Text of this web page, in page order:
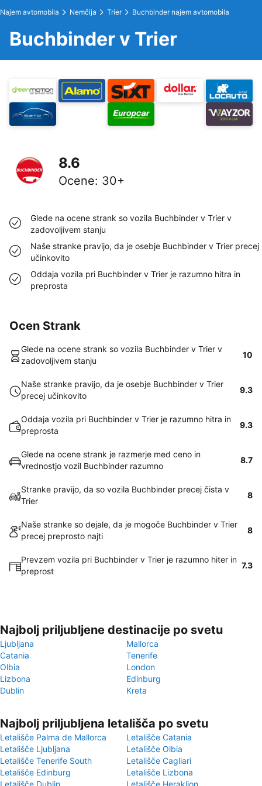
Najem avtomobila Nemčija Trier Buchbinder najem avtomobila
Buchbinder v Trier
8.6
Ocene: 30+
Glede na ocene strank so vozila Buchbinder v Trier v
zadovoljivem stanju
Naše stranke pravijo, da je osebje Buchbinder v Trier precej
učinkovito
Oddaja vozila pri Buchbinder v Trier je razumno hitra in
preprosta
Ocen Strank
Glede na ocene strank so vozila Buchbinder v Trier v
zadovoljivem stanju
10
Naše stranke pravijo, da je osebje Buchbinder v Trier
precej učinkovito
9.3
Oddaja vozila pri Buchbinder v Trier je razumno hitra in
preprosta
9.3
Glede na ocene strank je razmerje med ceno in
vrednostjo vozil Buchbinder razumno
8.7
Stranke pravijo, da so vozila Buchbinder precej čista v
Trier
8
Naše stranke so dejale, da je mogoče Buchbinder v Trier
precej preprosto najti
8
Prevzem vozila pri Buchbinder v Trier je razumno hiter in
preprost
7.3
Najbolj priljubljene destinacije po svetu
Ljubljana
Mallorca
Catania
Tenerife
Olbia
London
Lizbona
Edinburg
Dublin
Kreta
Najbolj priljubljena letališča po svetu
Letališče Palma de Mallorca
Letališče Catania
Letališče Ljubljana
Letališče Olbia
Letališče Tenerife South
Letališče Cagliari
Letališče Edinburg
Letališče Lizbona
Letališče Dublin
Letališče Heraklion